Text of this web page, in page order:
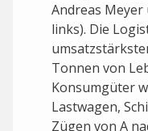
Andreas
links). Die
Tonnen von
Konsumgüter
Lastwagen,
Zügen von A